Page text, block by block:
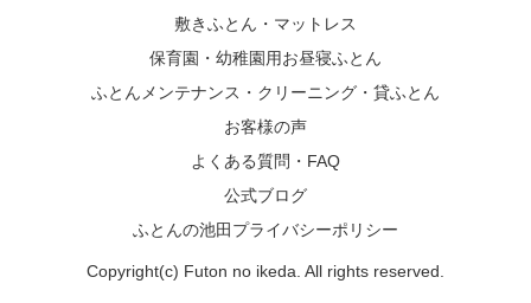
敷きふとん・マットレス
保育園・幼稚園用お昼寝ふとん
ふとんメンテナンス・クリーニング・貸ふとん
お客様の声
よくある質問・FAQ
公式ブログ
ふとんの池田プライバシーポリシー
Copyright(c) Futon no ikeda. All rights reserved.